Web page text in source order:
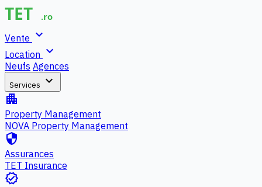
Vente expand_more
Location expand_more
Neufs Agences
Services expand_more
apartment
Property Management
NOVA Property Management
security
Assurances
TET Insurance
verified